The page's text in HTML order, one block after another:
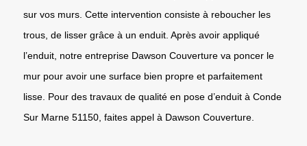
sur vos murs. Cette intervention consiste à reboucher les
trous, de lisser grâce à un enduit. Après avoir appliqué
l’enduit, notre entreprise Dawson Couverture va poncer le
mur pour avoir une surface bien propre et parfaitement
lisse. Pour des travaux de qualité en pose d’enduit à Conde
Sur Marne 51150, faites appel à Dawson Couverture.